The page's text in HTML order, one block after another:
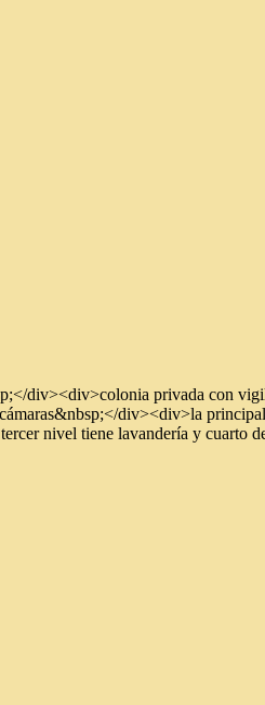
div><div>colonia privada con
div><div>la
nivel tiene lavandería y cuarto